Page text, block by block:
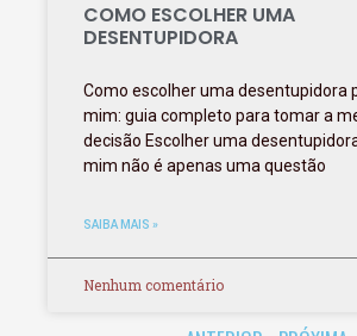
COMO ESCOLHER UMA
DESENTUPIDORA
Como escolher uma desentupidora
mim: guia completo para tomar a
decisão Escolher uma
mim não é apenas uma questão
SAIBA MAIS »
Nenhum comentário